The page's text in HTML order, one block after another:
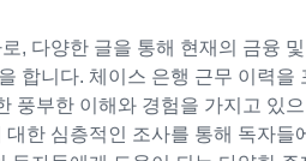
, 다양한 글을 통해 현재의 금융 및
합니다. 체이스 은행 근무 이력을
풍부한 이해와 경험을 가지고 있으
한 심층적인 조사를 통해 독자들